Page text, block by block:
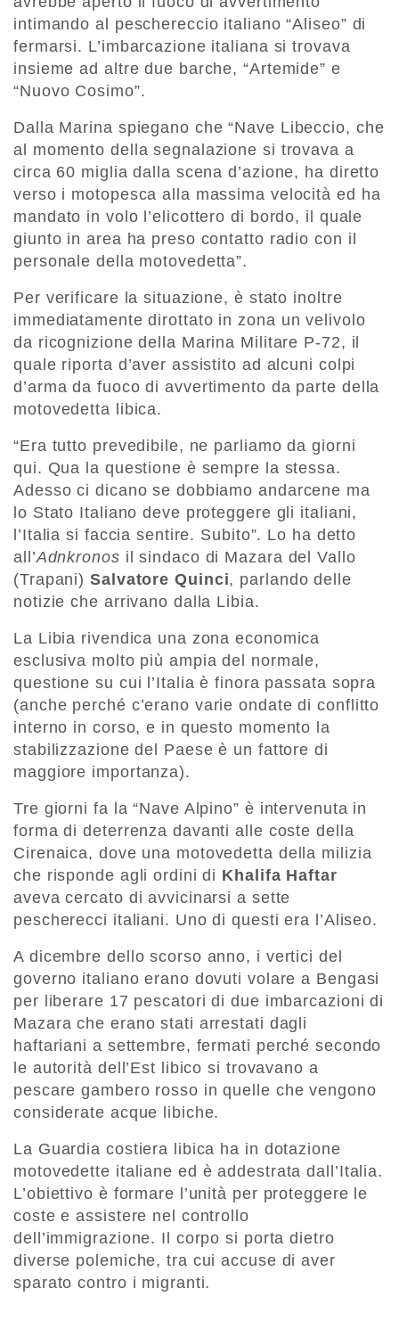
intimando al peschereccio italiano “Aliseo” di
fermarsi. L’imbarcazione italiana si trovava
insieme ad altre due barche, “Artemide” e
“Nuovo Cosimo”.
Dalla Marina spiegano che “Nave Libeccio, che
al momento della segnalazione si trovava a
circa 60 miglia dalla scena d’azione, ha diretto
verso i motopesca alla massima velocità ed ha
mandato in volo l’elicottero di bordo, il quale
giunto in area ha preso contatto radio con il
personale della motovedetta”.
Per verificare la situazione, è stato inoltre
immediatamente dirottato in zona un velivolo
da ricognizione della Marina Militare P-72, il
quale riporta d’aver assistito ad alcuni colpi
d’arma da fuoco di avvertimento da parte della
motovedetta libica.
“Era tutto prevedibile, ne parliamo da giorni
qui. Qua la questione è sempre la stessa.
Adesso ci dicano se dobbiamo andarcene ma
lo Stato Italiano deve proteggere gli italiani,
l’Italia si faccia sentire. Subito”. Lo ha detto
all’Adnkronos il sindaco di Mazara del Vallo
(Trapani)Salvatore Quinci, parlando delle
notizie che arrivano dalla Libia.
La Libia rivendica una zona economica
esclusiva molto più ampia del normale,
questione su cui l’Italia è finora passata sopra
(anche perché c’erano varie ondate di conflitto
interno in corso, e in questo momento la
stabilizzazione del Paese è un fattore di
maggiore importanza).
Tre giorni fa la “Nave Alpino” è intervenuta in
forma di deterrenza davanti alle coste della
Cirenaica, dove una motovedetta della milizia
che risponde agli ordini di Khalifa Haftar
aveva cercato di avvicinarsi a sette
pescherecci italiani. Uno di questi era l’Aliseo.
A dicembre dello scorso anno, i vertici del
governo italiano erano dovuti volare a Bengasi
per liberare 17 pescatori di due imbarcazioni di
Mazara che erano stati arrestati dagli
haftariani a settembre, fermati perché secondo
le autorità dell’Est libico si trovavano a
pescare gambero rosso in quelle che vengono
considerate acque libiche.
La Guardia costiera libica ha in dotazione
motovedette italiane ed è addestrata dall’Italia.
L’obiettivo è formare l’unità per proteggere le
coste e assistere nel controllo
dell’immigrazione. Il corpo si porta dietro
diverse polemiche, tra cui accuse di aver
sparato contro i migranti.